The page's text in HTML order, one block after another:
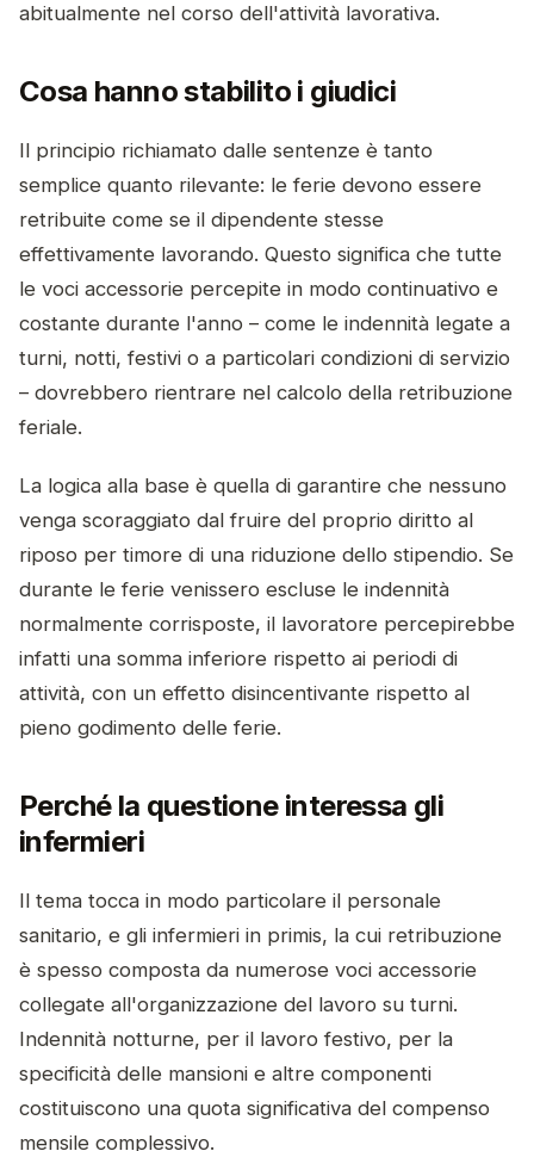
abitualmente nel corso dell'attività lavorativa.
Cosa hanno stabilito i giudici
Il principio richiamato dalle sentenze è tanto
semplice quanto rilevante: le ferie devono essere
retribuite come se il dipendente stesse
effettivamente lavorando. Questo significa che tutte
le voci accessorie percepite in modo continuativo e
costante durante l'anno – come le indennità legate a
turni, notti, festivi o a particolari condizioni di servizio
– dovrebbero rientrare nel calcolo della retribuzione
feriale.
La logica alla base è quella di garantire che nessuno
venga scoraggiato dal fruire del proprio diritto al
riposo per timore di una riduzione dello stipendio. Se
durante le ferie venissero escluse le indennità
normalmente corrisposte, il lavoratore percepirebbe
infatti una somma inferiore rispetto ai periodi di
attività, con un effetto disincentivante rispetto al
pieno godimento delle ferie.
Perché la questione interessa gli
infermieri
Il tema tocca in modo particolare il personale
sanitario, e gli infermieri in primis, la cui retribuzione
è spesso composta da numerose voci accessorie
collegate all'organizzazione del lavoro su turni.
Indennità notturne, per il lavoro festivo, per la
specificità delle mansioni e altre componenti
costituiscono una quota significativa del compenso
mensile complessivo.